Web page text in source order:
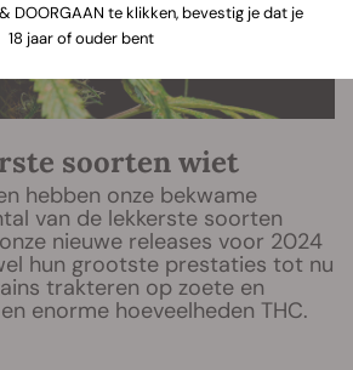
soorten wiet
hebben onze bekwame
van de lekkerste soorten
nieuwe releases voor 2024
hun grootste prestaties tot nu
trakteren op zoete en
enorme hoeveelheden THC.
DOORGAAN te klikken, bevestig je dat je
18 jaar of ouder bent